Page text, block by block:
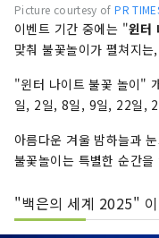
Picture courtesy ofPR
이벤트 기간 중에는 "윈터
맞춰 불꽃놀이가 펼쳐지
"윈터 나이트 불꽃 놀이"
일, 2일, 8일, 9일, 22일,
아름다운 겨울 밤하늘과
불꽃놀이는 특별한 순간을
"백은의 세계 2025"